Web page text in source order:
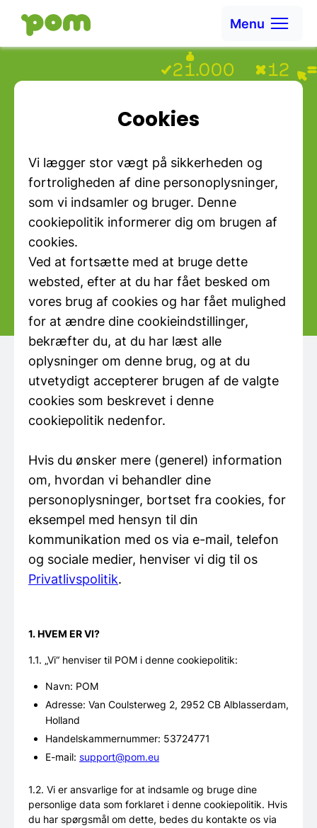
Ga naar Home
Menu
Cookies
Vi lægger stor vægt på sikkerheden og
fortroligheden af dine personoplysninger,
som vi indsamler og bruger. Denne
cookiepolitik informerer dig om brugen af
cookies.
Ved at fortsætte med at bruge dette
websted, efter at du har fået besked om
vores brug af cookies og har fået mulighed
for at ændre dine cookieindstillinger,
bekræfter du, at du har læst alle
oplysninger om denne brug, og at du
utvetydigt accepterer brugen af de valgte
cookies som beskrevet i denne
cookiepolitik nedenfor.
Hvis du ønsker mere (generel) information
om, hvordan vi behandler dine
personoplysninger, bortset fra cookies, for
eksempel med hensyn til din
kommunikation med os via e-mail, telefon
og sociale medier, henviser vi dig til os
Privatlivspolitik.
1. HVEM ER VI?
1.1. „Vi“ henviser til POM i denne cookiepolitik:
Navn: POM
Adresse: Van Coulsterweg 2, 2952 CB Alblasserdam,
Holland
Handelskammernummer: 53724771
E-mail: support@pom.eu
1.2. Vi er ansvarlige for at indsamle og bruge dine
personlige data som forklaret i denne cookiepolitik. Hvis
du har spørgsmål om dette, bedes du kontakte os via